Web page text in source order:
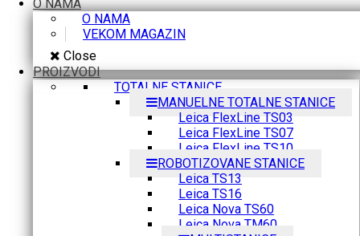
O NAMA
O NAMA
VEKOM MAGAZIN
Close
PROIZVODI
TOTALNE STANICE
MANUELNE TOTALNE STANICE
Leica FlexLine TS03
Leica FlexLine TS07
Leica FlexLine TS10
ROBOTIZOVANE STANICE
Leica TS13
Leica TS16
Leica Nova TS60
Leica Nova TM60